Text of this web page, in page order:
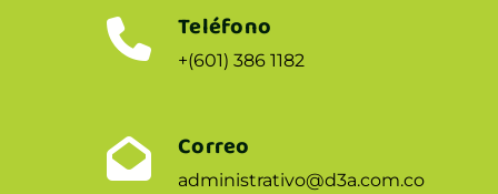
Teléfono
+(601) 386 1182
Correo
administrativo@d3a.com.co